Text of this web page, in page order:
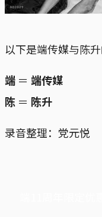
以下是端传媒与陈升
端 ＝ 端传媒
陈 ＝ 陈升
录音整理：党元悦